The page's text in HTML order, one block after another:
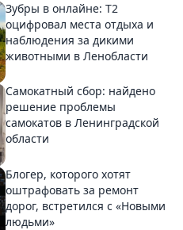
Зубры в онлайне: Т2
оцифровал места отдыха и
наблюдения за дикими
животными в Ленобласти
Самокатный сбор: найдено
решение проблемы
самокатов в Ленинградской
области
Блогер, которого хотят
оштрафовать за ремонт
дорог, встретился с «Новыми
людьми»